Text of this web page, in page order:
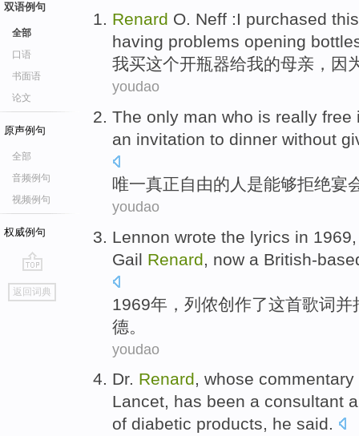
双语例句
全部
口语
书面语
论文
原声例句
全部
音频例句
视频例句
权威例句
go
top
返回词典
Renard O. Neff :I purchased this
having problems opening
我买这个开瓶器给我的母亲 ， 因
youdao
The only man who is really free
an invitation to dinner without
唯一真正自由的 人 是能够拒绝宴
youdao
Lennon wrote the lyrics in
Gail Renard , now a British-
1969年， 列侬创作了这首歌词并
德。
youdao
Dr. Renard, whose commentary
Lancet, has been a consultant
of diabetic products, he said.